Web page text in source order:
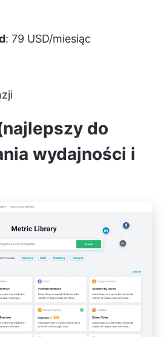
: 79 USD/miesiąc
do
wydajności i